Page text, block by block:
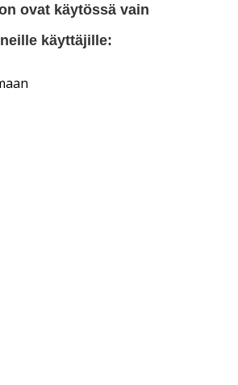
ovat käytössä vain
käyttäjille: